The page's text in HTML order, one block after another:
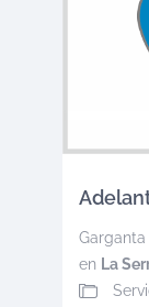
en La